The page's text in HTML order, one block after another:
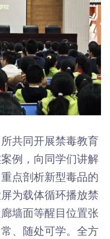
共同开展禁毒教育
例，向同学们讲解
点剖析新型毒品的
为载体循环播放禁
墙面等醒目位置张
、随处可学。全方